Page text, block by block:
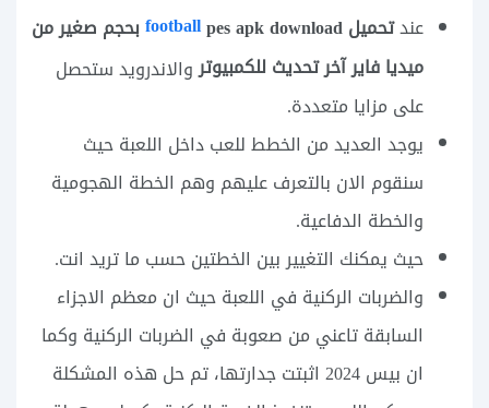
عندتحميل footballpes apk download بحجم صغير من
ميديا فاير آخر تحديث للكمبيوتروالاندرويد ستحصل
على مزايا متعددة.
يوجد العديد من الخطط للعب داخل اللعبة حيث
سنقوم الان بالتعرف عليهم وهم الخطة الهجومية
والخطة الدفاعية.
حيث يمكنك التغيير بين الخطتين حسب ما تريد انت.
والضربات الركنية في اللعبة حيث ان معظم الاجزاء
السابقة تاعني من صعوبة في الضربات الركنية وكما
ان بيس 2024 اثبتت جدارتها، تم حل هذه المشكلة